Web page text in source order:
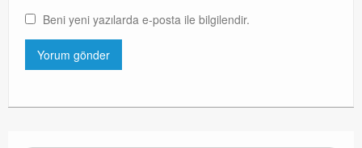
Beni yeni yazılarda e-posta ile bilgilendir.